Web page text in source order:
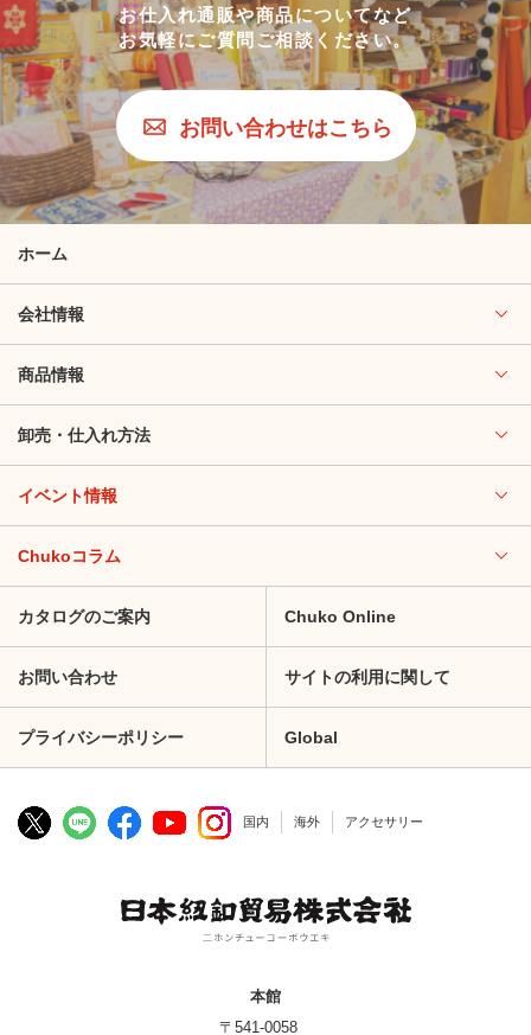
お仕入れ通販や商品についてなど
お気軽にご質問ご相談ください。
お問い合わせはこちら
ホーム
会社情報
商品情報
卸売・仕入れ方法
イベント情報
Chukoコラム
カタログのご案内 Chuko Online
お問い合わせ サイトの利用に関して
プライバシーポリシー Global
国内 海外 アクセサリー
本館
〒541-0058